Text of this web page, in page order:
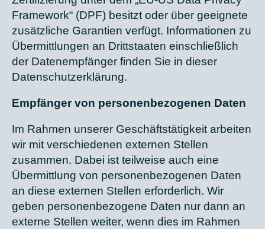
Framework“ (DPF) besitzt oder über geeignete
zusätzliche Garantien verfügt. Informationen zu
Übermittlungen an Drittstaaten einschließlich
der Datenempfänger finden Sie in dieser
Datenschutzerklärung.
Empfänger von personenbezogenen Daten
Im Rahmen unserer Geschäftstätigkeit arbeiten
wir mit verschiedenen externen Stellen
zusammen. Dabei ist teilweise auch eine
Übermittlung von personenbezogenen Daten
an diese externen Stellen erforderlich. Wir
geben personenbezogene Daten nur dann an
externe Stellen weiter, wenn dies im Rahmen